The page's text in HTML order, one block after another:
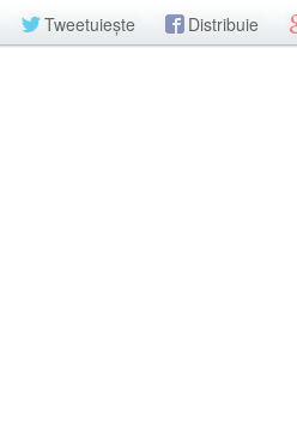
Tweetuiește Distribuie